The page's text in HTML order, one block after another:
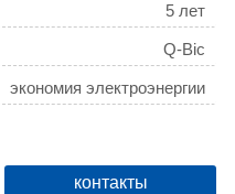
5 лет
Q-Bic
экономия электроэнергии
контакты